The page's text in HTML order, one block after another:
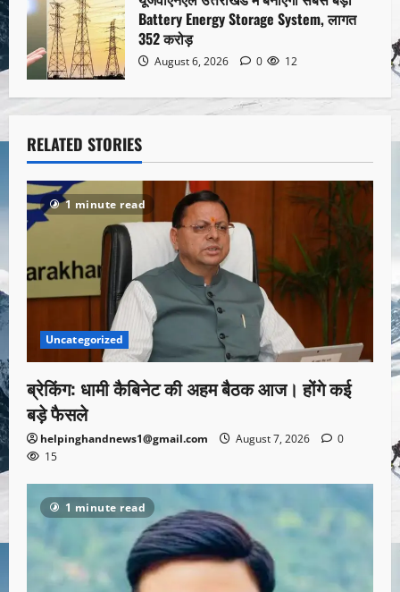
Battery Energy Storage System, लागत
352 करोड़
August 6, 2026 0 12
RELATED STORIES
1 minute read
Uncategorized
ब्रेकिंग: धामी कैबिनेट की अहम बैठक आज। होंगे कई
बड़े फैसले
helpinghandnews1@gmail.com August 7, 2026
0
15
1 minute read